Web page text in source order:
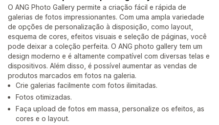
O ANG Photo Gallery permite a criação fácil e rápida de
galerias de fotos impressionantes. Com uma ampla variedade
de opções de personalização à disposição, como layout,
esquema de cores, efeitos visuais e seleção de páginas, você
pode deixar a coleção perfeita. O ANG photo gallery tem um
design moderno e é altamente compatível com diversas telas e
dispositivos. Além disso, é possível aumentar as vendas de
produtos marcados em fotos na galeria.
Crie galerias facilmente com fotos ilimitadas.
Fotos otimizadas.
Faça upload de fotos em massa, personalize os efeitos, as
cores e o layout.